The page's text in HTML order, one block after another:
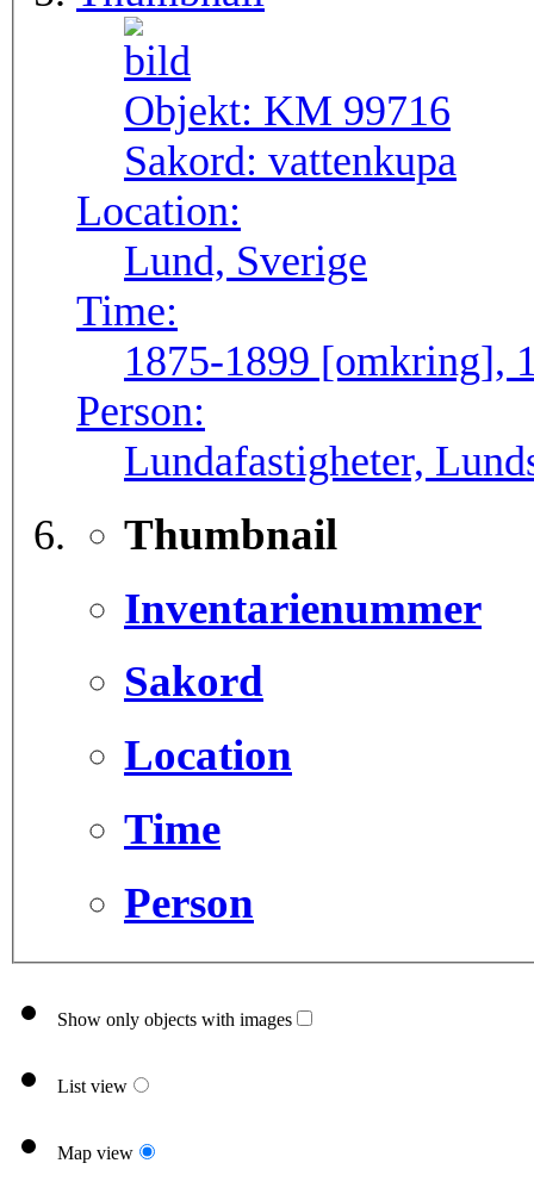
Objekt: KM 99716
Sakord: vattenkupa
Location:
Lund, Sverige
Time:
1875-1899 [omkring],
Person:
Lundafastigheter,
Thumbnail
Inventarienummer
Sakord
Location
Time
Person
Show only objects with images
List view
Map view